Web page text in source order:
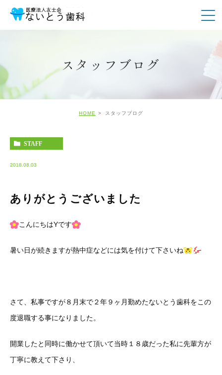
スタッフブログ
HOME スタッフブログ
STAFF
2018.08.03
ありがとうございました
こんにちはYです
暑い日が続きますが熱中症などには気を付けて下さいね
さて、私事ですが８月末で２年９ヶ月勤めたないとう歯科をこの
度退職する事になりました。
開業したと同時に働かせて頂いて当時１８歳だった私に先輩方が
丁寧に教えて下さり、